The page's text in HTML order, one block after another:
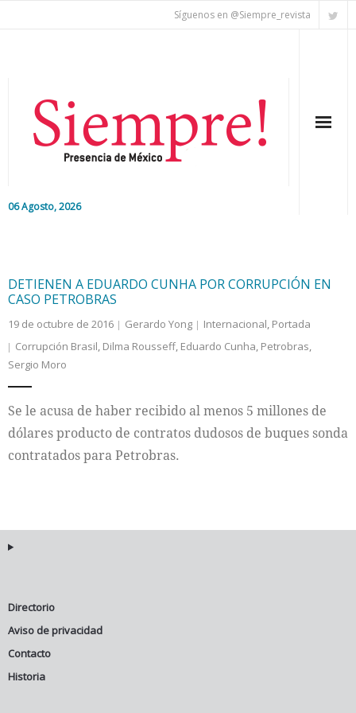
Síguenos en @Siempre_revista
06 Agosto, 2026
Colaboradores
Cultura
DETIENEN A EDUARDO CUNHA POR CORRUPCIÓN EN
CASO PETROBRAS
19 de octubre de 2016 Gerardo Yong Internacional, Portada
Corrupción Brasil, Dilma Rousseff, Eduardo Cunha, Petrobras,
Sergio Moro
Se le acusa de haber recibido al menos 5 millones de
dólares producto de contratos dudosos de buques sonda
contratados para Petrobras.
Directorio
Aviso de privacidad
Contacto
Historia